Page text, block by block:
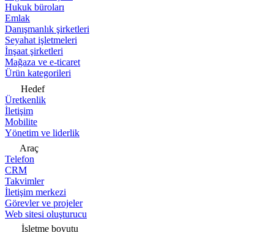
Hukuk büroları
Emlak
Danışmanlık şirketleri
Seyahat işletmeleri
İnşaat şirketleri
Mağaza ve e-ticaret
Ürün kategorileri
Hedef
Üretkenlik
İletişim
Mobilite
Yönetim ve liderlik
Araç
Telefon
CRM
Takvimler
İletişim merkezi
Görevler ve projeler
Web sitesi oluşturucu
İşletme boyutu